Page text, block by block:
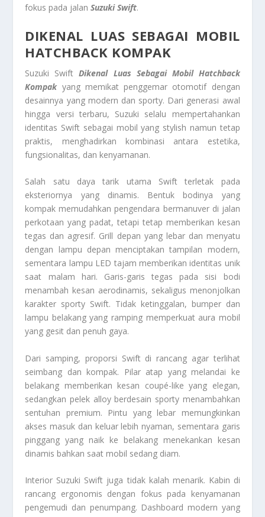
fokus pada jalan Suzuki Swift.
DIKENAL LUAS SEBAGAI MOBIL
HATCHBACK KOMPAK
Suzuki SwiftDikenal Luas Sebagai Mobil Hatchback
Kompakyang memikat penggemar otomotif dengan
desainnya yang modern dan sporty. Dari generasi awal
hingga versi terbaru, Suzuki selalu mempertahankan
identitas Swift sebagai mobil yang stylish namun tetap
praktis, menghadirkan kombinasi antara estetika,
fungsionalitas, dan kenyamanan.
Salah satu daya tarik utama Swift terletak pada
eksteriornya yang dinamis. Bentuk bodinya yang
kompak memudahkan pengendara bermanuver di jalan
perkotaan yang padat, tetapi tetap memberikan kesan
tegas dan agresif. Grill depan yang lebar dan menyatu
dengan lampu depan menciptakan tampilan modern,
sementara lampu LED tajam memberikan identitas unik
saat malam hari. Garis-garis tegas pada sisi bodi
menambah kesan aerodinamis, sekaligus menonjolkan
karakter sporty Swift. Tidak ketinggalan, bumper dan
lampu belakang yang ramping memperkuat aura mobil
yang gesit dan penuh gaya.
Dari samping, proporsi Swift di rancang agar terlihat
seimbang dan kompak. Pilar atap yang melandai ke
belakang memberikan kesan coupé-like yang elegan,
sedangkan pelek alloy berdesain sporty menambahkan
sentuhan premium. Pintu yang lebar memungkinkan
akses masuk dan keluar lebih nyaman, sementara garis
pinggang yang naik ke belakang menekankan kesan
dinamis bahkan saat mobil sedang diam.
Interior Suzuki Swift juga tidak kalah menarik. Kabin di
rancang ergonomis dengan fokus pada kenyamanan
pengemudi dan penumpang. Dashboard modern yang